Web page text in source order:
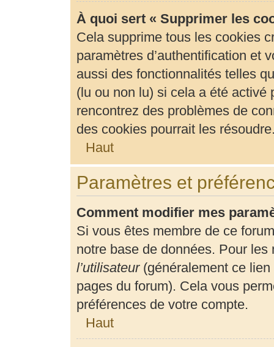
À quoi sert « Supprimer les
Cela supprime tous les cookies
paramètres d’authentification et
aussi des fonctionnalités telles
(lu ou non lu) si cela a été activé
rencontrez des problèmes de
des cookies pourrait les
Haut
Paramètres et
Comment modifier mes
Si vous êtes membre de ce
notre base de données. Pour
l’utilisateur(généralement ce lien
pages du forum). Cela vous
préférences de votre compte.
Haut